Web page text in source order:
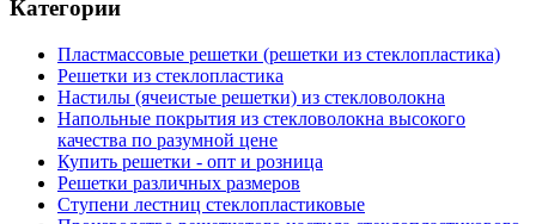
Категории
Пластмассовые решетки (решетки из стеклопластика)
Решетки из стеклопластика
Настилы (ячеистые решетки) из стекловолокна
Напольные покрытия из стекловолокна высокого
качества по разумной цене
Купить решетки - опт и розница
Решетки различных размеров
Ступени лестниц стеклопластиковые